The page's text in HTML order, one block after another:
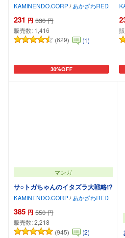
KAMINENDO.CORP/ あかざわRED
231 円 330 円
販売数: 1,416
(629)
(1)
30%OFF
カートに追加
マンガ
サ○トガちゃんのイタズラ大戦略!?
KAMINENDO.CORP/ あかざわRED
385 円 550 円
販売数:2,218
(945)
(2)